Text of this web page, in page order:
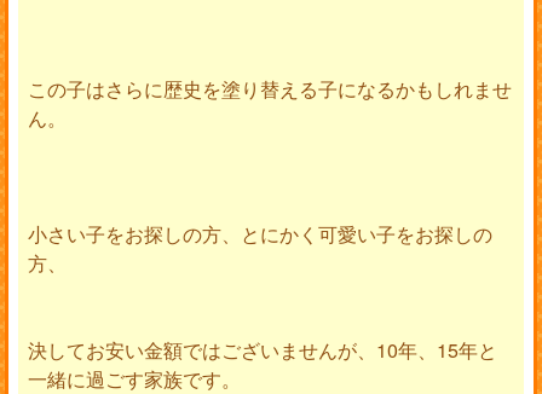
この子はさらに歴史を塗り替える子になるかもしれませ
ん。
小さい子をお探しの方、とにかく可愛い子をお探しの
方、
決してお安い金額ではございませんが、10年、15年と
一緒に過ごす家族です。